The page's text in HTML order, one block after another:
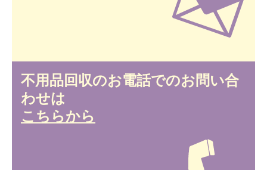
不用品回収のお電話でのお問い合
わせは
こちらから